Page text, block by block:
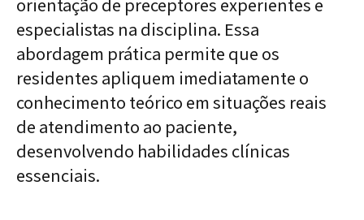
especialistas na disciplina. Essa
abordagem prática permite que os
residentes apliquem imediatamente o
conhecimento teórico em situações reais
de atendimento ao paciente,
desenvolvendo habilidades clínicas
essenciais.